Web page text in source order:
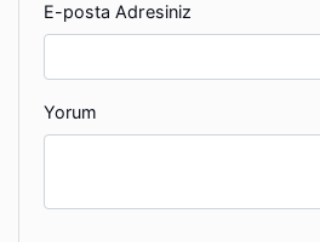
E-posta Adresiniz
Yorum